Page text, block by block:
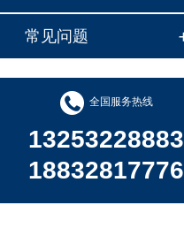
常见问题
全国服务热线
13253228883
18832817776